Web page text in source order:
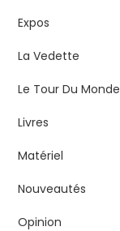
Expos
La Vedette
Le Tour Du Monde
Livres
Matériel
Nouveautés
Opinion